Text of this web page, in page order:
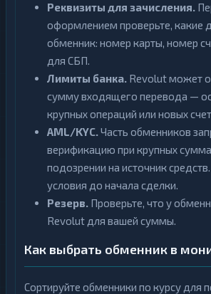
Реквизиты для зачисления.
оформлением проверьте, какие
обменник: номер карты, номер
для СБП.
Лимиты банка. Revolut может
сумму входящего перевода —
крупных операций или новых
AML/KYC.Часть обменников
верификацию при крупных
подозрении на источник
условия до начала сделки.
Резерв. Проверьте, что у
Revolut для вашей суммы.
Как выбрать обменник в
Сортируйте обменники по курсу для